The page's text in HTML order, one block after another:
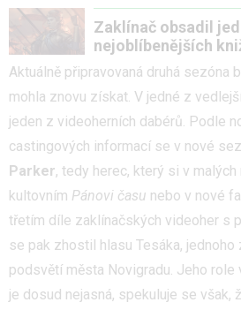
Zaklínač obsadil
nejoblíbenějších
Aktuálně připravovaná druhá sezóna
mohla znovu získat. V jedné z
jeden z videoherních dabérů. Podle
castingových informací se v nové
Parker, tedy herec, který si v
kultovním Pánovi času nebo v nové
třetím díle zaklínačských videoher s
se pak zhostil hlasu Tesáka, jednoho
podsvětí města Novigradu. Jeho role
je dosud nejasná, spekuluje se však,